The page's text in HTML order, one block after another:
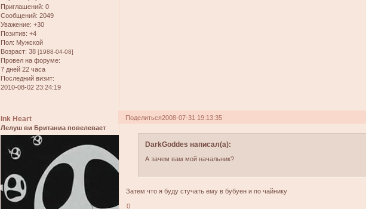
Приглашений: 0
Сообщений: 2049
Уважение: +30
Позитив: +4
Пол: Мужской
Возраст: 38 [1988-04-08]
Провел на форуме:
7 дней 22 часа
Последний визит:
2010-08-02 23:24:19
Поделиться2008-07-31 19:13:35
Ink Heart
Лелуш ви Британиа повелевает
DarkGoddes написал(а):
А зачем вам мой начальник?
Затем что я буду стучать ему в бубуен и по чайнику
0